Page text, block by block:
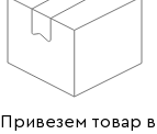
Привезем товар